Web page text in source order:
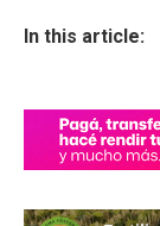
ce
o
o
k
at
A
p
p
In this article: